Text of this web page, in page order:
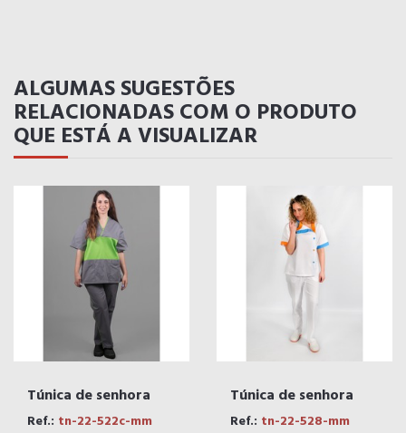
ALGUMAS SUGESTÕES
RELACIONADAS COM O PRODUTO
QUE ESTÁ A VISUALIZAR
Túnica de senhora
Ref.: tn-22-522c-mm
Túnica de senhora
Ref.: tn-22-528-mm